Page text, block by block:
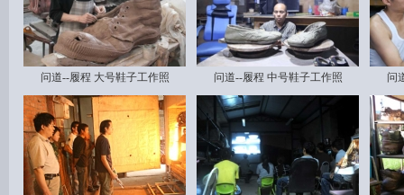
问道--履程 大号鞋子工作照 问道--履程 中号鞋子工作照 问